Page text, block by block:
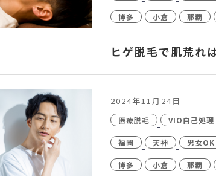
博多 小倉 那覇
ヒゲ脱毛で肌荒れ
2024年11月24日
医療脱毛 VIO自己処理
福岡 天神 男女OK
博多 小倉 那覇